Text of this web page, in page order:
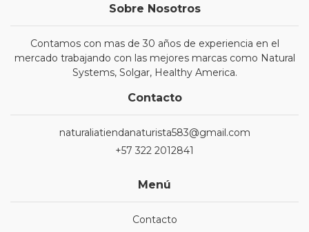
Sobre Nosotros
Contamos con mas de 30 años de experiencia en el
mercado trabajando con las mejores marcas como Natural
Systems, Solgar, Healthy America.
Contacto
naturaliatiendanaturista583@gmail.com
+57 322 2012841
Menú
Contacto